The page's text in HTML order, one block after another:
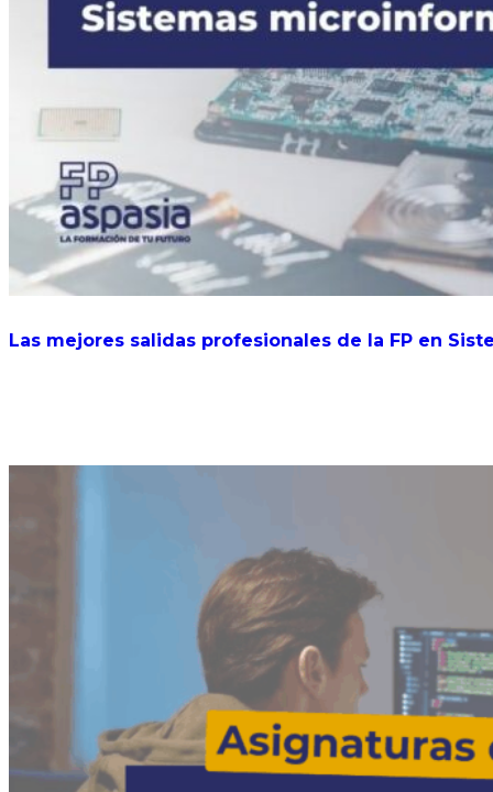
Las mejores salidas profesionales de la FP en